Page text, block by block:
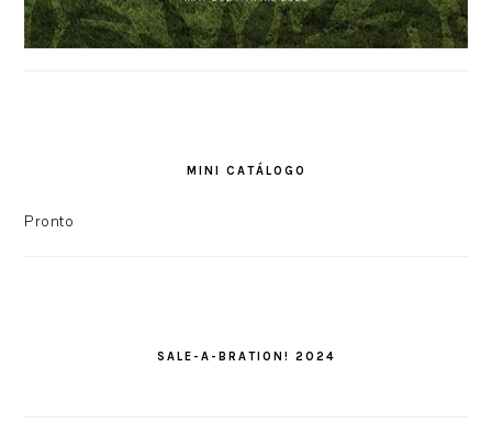
MINI CATÁLOGO
Pronto
SALE-A-BRATION! 2024